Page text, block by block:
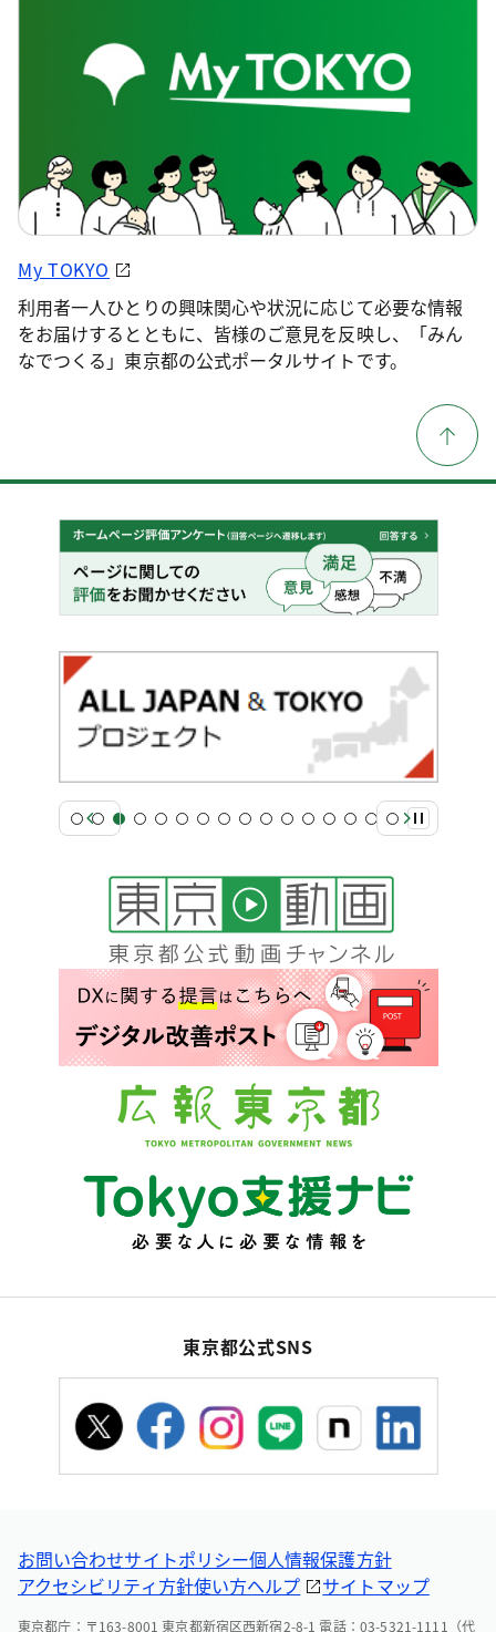
My TOKYO
利用者一人ひとりの興味関心や状況に応じて必要な情報
をお届けするとともに、皆様のご意見を反映し、「みん
なでつくる」東京都の公式ポータルサイトです。
東京都公式SNS
お問い合わせサイトポリシー個人情報保護方針
アクセシビリティ方針使い方ヘルプ サイトマップ
東京都庁：〒163-8001 東京都新宿区西新宿2-8-1 電話：03-5321-1111（代